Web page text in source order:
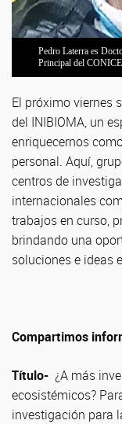
Pedro Laterra es
Principal del
El próximo viernes
del INIBIOMA, un
enriquecernos
personal. Aquí,
centros de
internacionales
trabajos en curso,
brindando una
soluciones e ideas
Compartimos
Título- ¿A más
ecosistémicos?
investigación para